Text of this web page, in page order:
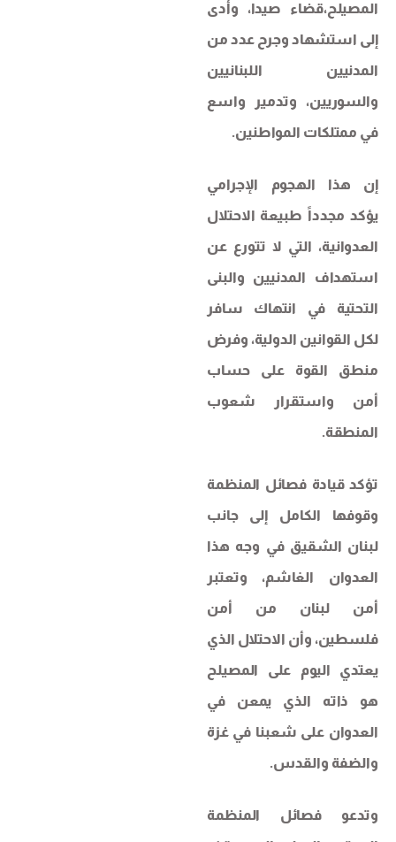
المصيلح،قضاء صيدا، وأدى
إلى استشهاد وجرح عدد من
المدنيين اللبنانيين
والسوريين، وتدمير واسع
في ممتلكات المواطنين.
إن هذا الهجوم الإجرامي
يؤكد مجدداً طبيعة الاحتلال
العدوانية، التي لا تتورع عن
استهداف المدنيين والبنى
التحتية في انتهاك سافر
لكل القوانين الدولية، وفرض
منطق القوة على حساب
أمن واستقرار شعوب
المنطقة.
تؤكد قيادة فصائل المنظمة
وقوفها الكامل إلى جانب
لبنان الشقيق في وجه هذا
العدوان الغاشم، وتعتبر
أمن لبنان من أمن
فلسطين، وأن الاحتلال الذي
يعتدي اليوم على المصيلح
هو ذاته الذي يمعن في
العدوان على شعبنا في غزة
والضفة والقدس.
وتدعو فصائل المنظمة